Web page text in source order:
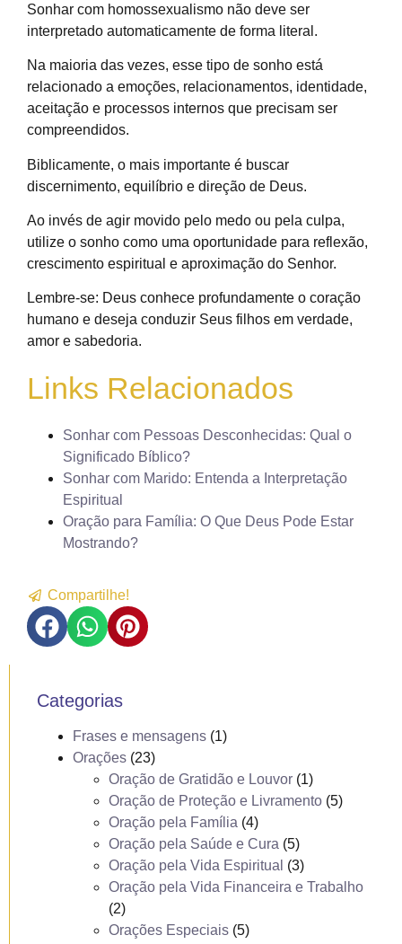
Categorias
Frases e mensagens (1)
Orações (23)
Oração de Gratidão e Louvor (1)
Oração de Proteção e Livramento (5)
Oração pela Família (4)
Oração pela Saúde e Cura (5)
Oração pela Vida Espiritual (3)
Oração pela Vida Financeira e Trabalho
(2)
Orações Especiais (5)
Sonhar com homossexualismo não deve ser
interpretado automaticamente de forma literal.
Na maioria das vezes, esse tipo de sonho está
relacionado a emoções, relacionamentos, identidade,
aceitação e processos internos que precisam ser
compreendidos.
Biblicamente, o mais importante é buscar
discernimento, equilíbrio e direção de Deus.
Ao invés de agir movido pelo medo ou pela culpa,
utilize o sonho como uma oportunidade para reflexão,
crescimento espiritual e aproximação do Senhor.
Lembre-se: Deus conhece profundamente o coração
humano e deseja conduzir Seus filhos em verdade,
amor e sabedoria.
Links Relacionados
Sonhar com Pessoas Desconhecidas: Qual o
Significado Bíblico?
Sonhar com Marido: Entenda a Interpretação
Espiritual
Oração para Família: O Que Deus Pode Estar
Mostrando?
Compartilhe!